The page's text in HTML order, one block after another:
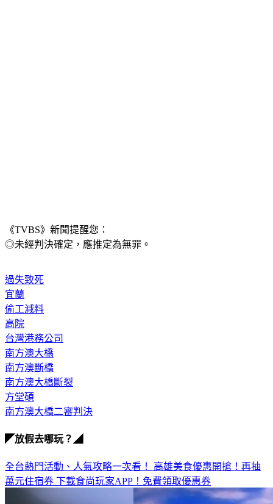
《TVBS》新聞提醒您：
◎未經判決確定，應推定為無罪。
過失致死
宜蘭
偷工減料
高院
台灣港務公司
南方澳大橋
南方澳斷橋
南方澳大橋斷裂
方堂碩
南方澳大橋二審判決
◤放假去哪玩？◢
全台熱門活動、人氣攻略一次看！ 高雄美食優惠開搶！再抽
萬元住宿券 下載食尚玩家APP！免費領取優惠券